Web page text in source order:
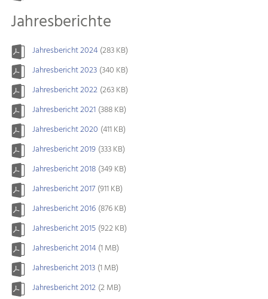
Jahresberichte
Jahresbericht 2024 (283 KB)
Jahresbericht 2023 (340 KB)
Jahresbericht 2022 (263 KB)
Jahresbericht 2021 (388 KB)
Jahresbericht 2020 (411 KB)
Jahresbericht 2019 (333 KB)
Jahresbericht 2018 (349 KB)
Jahresbericht 2017 (911 KB)
Jahresbericht 2016 (876 KB)
Jahresbericht 2015 (922 KB)
Jahresbericht 2014 (1 MB)
Jahresbericht 2013 (1 MB)
Jahresbericht 2012 (2 MB)